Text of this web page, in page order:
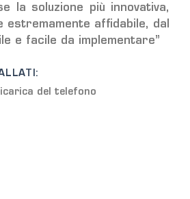
la soluzione più innovativa,
estremamente affidabile, dal
e facile da implementare”
del telefono